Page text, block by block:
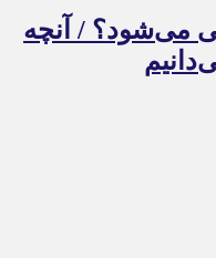
می‌شود؟ / آنچه